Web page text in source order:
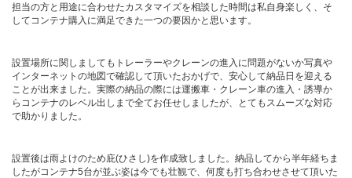
その他ご案内
担当の方と用途に合わせたカスタマイズを相談した時間は私自身楽しく、そ
してコンテナ購入に満足できた一つの要因かと思います。
設置場所に関しましてもトレーラーやクレーンの進入に問題がないか写真や
インターネットの地図で確認して頂いたおかげで、安心して納品日を迎える
ことが出来ました。実際の納品の際には運搬車・クレーン車の進入・誘導か
らコンテナのレベル出しまで全てお任せしましたが、とてもスムーズな対応
で助かりました。
設置後は雨よけのため庇(ひさし)を作成致しました。納品してから半年経ちま
したがコンテナ5台が並ぶ姿は今でも壮観で、何度も打ち合わせさせて頂いた